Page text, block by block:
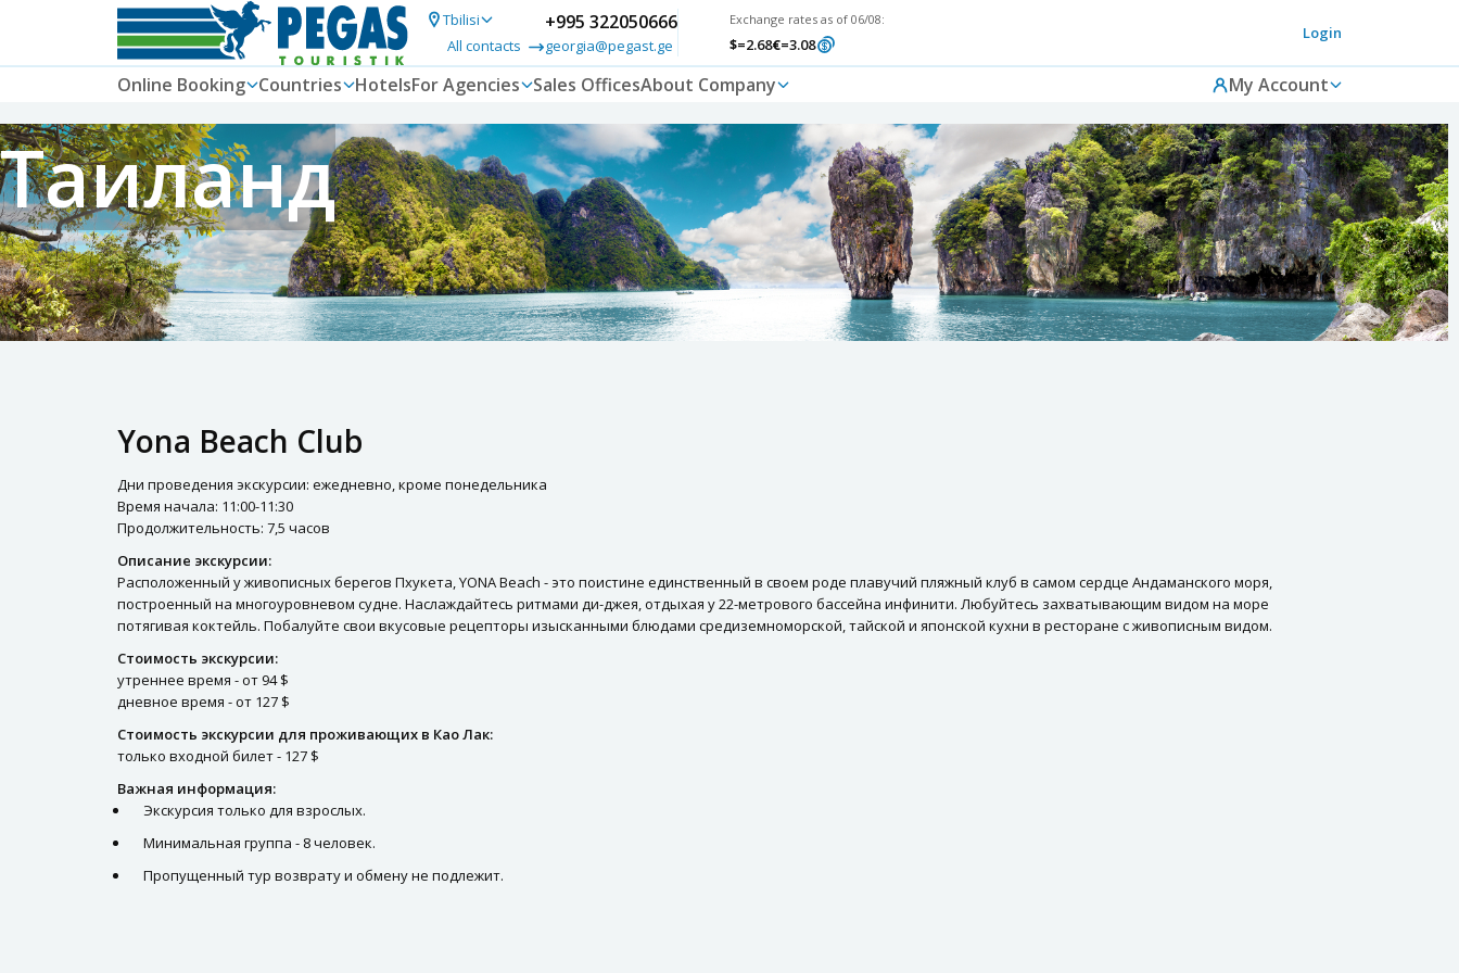
Tbilisi
All contacts
+995 322050666
georgia@pegast.ge
Exchange rates as of 06/08:
$=2.68€=3.08
Login
Online Booking Countries HotelsFor Agencies Sales OfficesAbout Company My Account
Таиланд
Yona Beach Club
Дни проведения экскурсии: ежедневно, кроме понедельника
Время начала: 11:00-11:30
Продолжительность: 7,5 часов
Описание экскурсии:
Расположенный у живописных берегов Пхукета, YONA Beach - это поистине единственный в своем роде плавучий пляжный клуб в самом сердце Андаманского моря,
построенный на многоуровневом судне. Наслаждайтесь ритмами ди-джея, отдыхая у 22-метрового бассейна инфинити. Любуйтесь захватывающим видом на море
потягивая коктейль. Побалуйте свои вкусовые рецепторы изысканными блюдами средиземноморской, тайской и японской кухни в ресторане с живописным видом.
Стоимость экскурсии:
утреннее время - от 94 $
дневное время - от 127 $
Стоимость экскурсии для проживающих в Као Лак:
только входной билет - 127 $
Важная информация:
Экскурсия только для взрослых.
Минимальная группа - 8 человек.
Пропущенный тур возврату и обмену не подлежит.